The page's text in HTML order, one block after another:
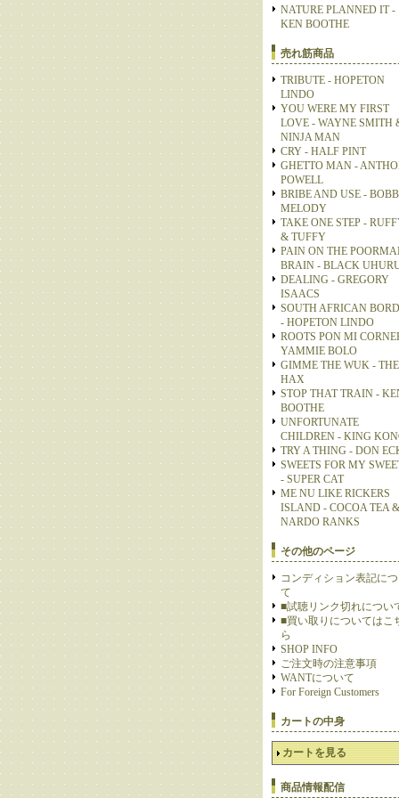
NATURE PLANNED IT -
KEN BOOTHE
売れ筋商品
TRIBUTE - HOPETON
LINDO
YOU WERE MY FIRST
LOVE - WAYNE SMITH
NINJA MAN
CRY - HALF PINT
GHETTO MAN -
POWELL
BRIBE AND USE -
MELODY
TAKE ONE STEP -
& TUFFY
PAIN ON THE
BRAIN - BLACK
DEALING - GREGORY
ISAACS
SOUTH AFRICAN
- HOPETON LINDO
ROOTS PON MI
YAMMIE BOLO
GIMME THE WUK - THE
HAX
STOP THAT TRAIN -
BOOTHE
UNFORTUNATE
CHILDREN - KING
TRY A THING - DON
SWEETS FOR MY
- SUPER CAT
ME NU LIKE RICKERS
ISLAND - COCOA TEA &
NARDO RANKS
その他のページ
コンディション表記に
て
■試聴リンク切れについ
■買い取りについてはこ
ら
SHOP INFO
ご注文時の注意事項
WANTについて
For Foreign Customers
カートの中身
カートを見る
商品情報配信